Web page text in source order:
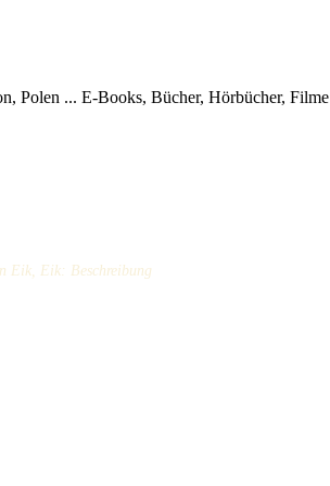
Polen ... E-Books, Bücher, Hörbücher, Filme
Eik, Eik: Beschreibung